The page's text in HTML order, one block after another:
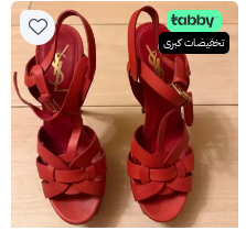
تخفيضات كبرى